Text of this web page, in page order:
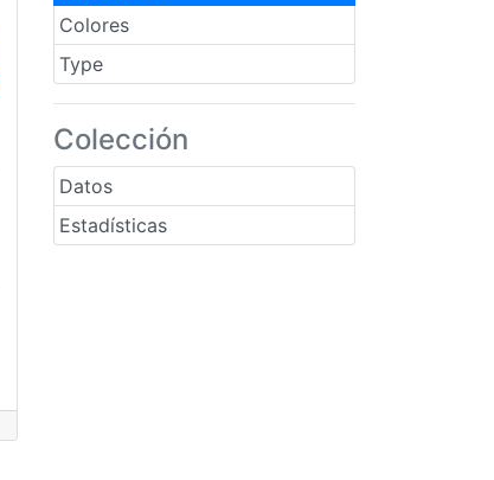
Colores
Type
Colección
Datos
Estadísticas